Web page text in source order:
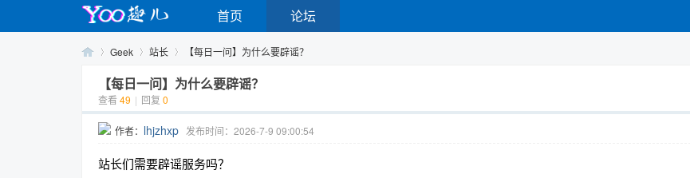
首页 论坛
Geek 站长 【每日一问】为什么要辟谣？
【每日一问】为什么要辟谣？
查看 49 | 回复 0
作者： lhjzhxp 发布时间：2026-7-9 09:00:54
站长们需要辟谣服务吗？